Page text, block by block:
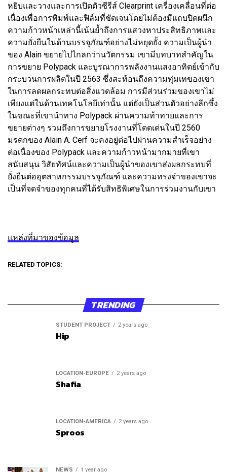
หยิบและวางและการเปิดตัวซีรีส์ Clearprint เครื่องเคลื่อนที่ต่อ
เนื่องเพื่อการพิมพ์และฟิล์มที่ชัดเจนโดยไม่ต้องมีแถบปิดผนึก
ความก้าวหน้าเหล่านี้เน้นย้ำถึงการแสวงหาประสิทธิภาพและ
ความยั่งยืนในด้านบรรจุภัณฑ์อย่างไม่หยุดยั้ง ความเป็นผู้นำ
ของ Alain ขยายไปไกลกว่านวัตกรรม เขามีบทบาทสำคัญใน
การขยาย Polypack และบูรณาการพลังงานแสงอาทิตย์เข้ากับ
กระบวนการผลิตในปี 2563 ซึ่งสะท้อนถึงความทุ่มเทของเขา
ในการลดผลกระทบต่อสิ่งแวดล้อม การมีส่วนร่วมของเขาไม่
เพียงแต่ในด้านเทคโนโลยีเท่านั้น แต่ยังเป็นส่วนตัวอย่างลึกซึ้ง
ในขณะที่เขานำทาง Polypack ผ่านความท้าทายและการ
ขยายต่างๆ รวมถึงการขยายโรงงานที่โดดเด่นในปี 2560
มรดกของ Alain A. Cerf จะคงอยู่ต่อไปผ่านความสำเร็จอย่าง
ต่อเนื่องของ Polypack และความก้าวหน้ามากมายที่เขา
สนับสนุน วิสัยทัศน์และความเป็นผู้นำของเขาส่งผลกระทบที่
ยั่งยืนต่ออุตสาหกรรมบรรจุภัณฑ์ และความทรงจำของเขาจะ
เป็นที่จดจำของทุกคนที่ได้รับสิทธิพิเศษในการร่วมงานกับเขา
แหล่งที่มาของข้อมูล
RELATED TOPICS:
TRENDING
STUDENT PROJECT 2 years ago
Hip
LOCATION-EUROPE 2 years ago
Shafia
LOCATION-AMERICA 2 years ago
Sproos
NEWS 1 year ago